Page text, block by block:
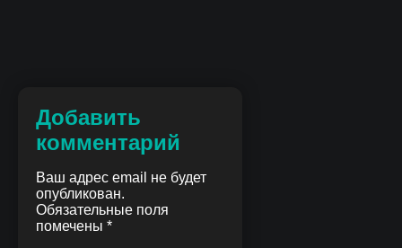
Добавить
комментарий
Ваш адрес email не будет
опубликован.
Обязательные поля
помечены *